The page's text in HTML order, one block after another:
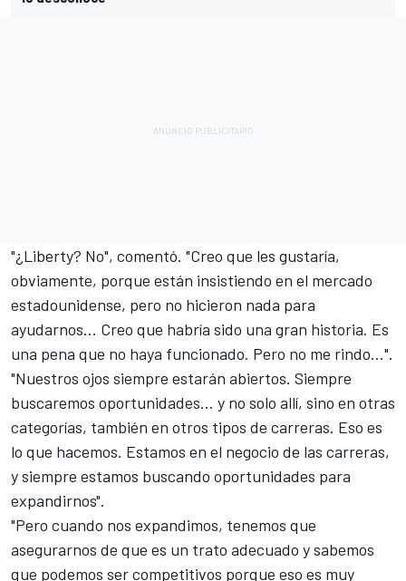
"¿Liberty? No", comentó. "Creo que les gustaría,
obviamente, porque están insistiendo en el mercado
estadounidense, pero no hicieron nada para
ayudarnos... Creo que habría sido una gran historia. Es
una pena que no haya funcionado. Pero no me rindo...".
"Nuestros ojos siempre estarán abiertos. Siempre
buscaremos oportunidades... y no solo allí, sino en otras
categorías, también en otros tipos de carreras. Eso es
lo que hacemos. Estamos en el negocio de las carreras,
y siempre estamos buscando oportunidades para
expandirnos".
"Pero cuando nos expandimos, tenemos que
asegurarnos de que es un trato adecuado y sabemos
que podemos ser competitivos porque eso es muy